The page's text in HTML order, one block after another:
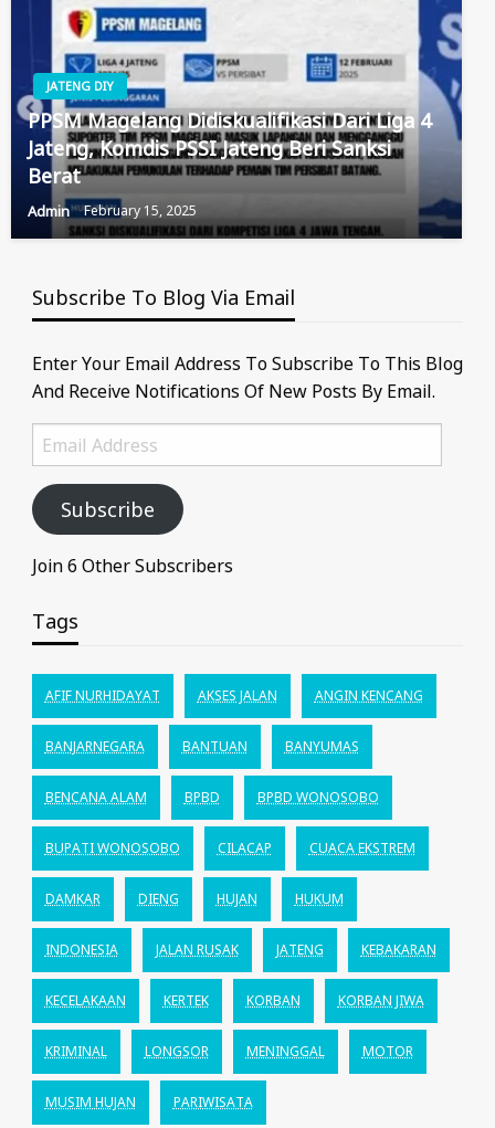
JATENG DIY
PPSM Magelang Didiskualifikasi Dari Liga 4
Jateng, Komdis PSSI Jateng Beri Sanksi
Berat
Admin February 15, 2025
Subscribe To Blog Via Email
Enter Your Email Address To Subscribe To This Blog
And Receive Notifications Of New Posts By Email.
Email
Address
Subscribe
Join 6 Other Subscribers
Tags
AFIF NURHIDAYAT AKSES JALAN ANGIN KENCANG
BANJARNEGARA BANTUAN BANYUMAS
BENCANA ALAM BPBD BPBD WONOSOBO
BUPATI WONOSOBO CILACAP CUACA EKSTREM
DAMKAR DIENG HUJAN HUKUM
INDONESIA JALAN RUSAK JATENG KEBAKARAN
KECELAKAAN KERTEK KORBAN KORBAN JIWA
KRIMINAL LONGSOR MENINGGAL MOTOR
MUSIM HUJAN PARIWISATA